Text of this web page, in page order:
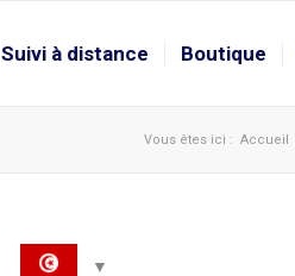
Suivi à distance Boutique
Vous êtes ici : Accueil